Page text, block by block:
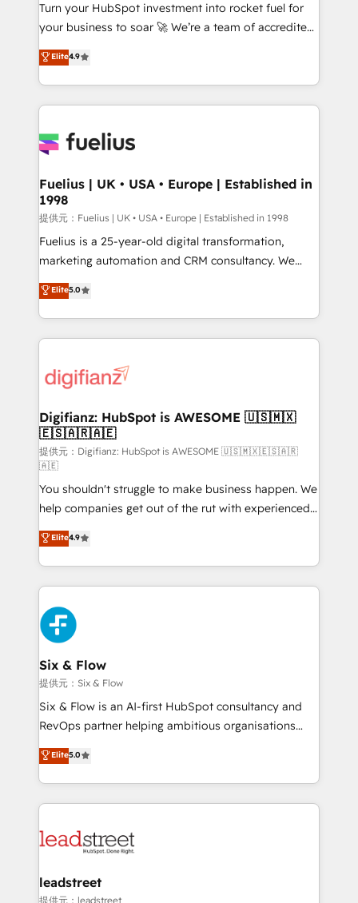
GuardHub: our AI governance framework, built on
ISO 42001 Ready for the next step? Click the 👈
'𝗖𝗼𝗻𝘁𝗮𝗰𝘁 𝗯𝘂𝘀𝗶𝗻𝗲𝘀𝘀' button to get in touch (𝘸𝘦'𝘳𝘦
𝘴𝘶𝘱𝘦𝘳 𝘳𝘦𝘴𝘱𝘰𝘯𝘴𝘪𝘷𝘦)
Turn your HubSpot investment into rocket fuel for
your business to soar 🚀 We’re a team of accredited
HubSpot experts ready to help you. We can
implement the platform into complex business
environments, optimise what you've got and make
sure you can actually use it, build your website in
for you and execute it on HubSpot. We are on the
framework, meaning we've been accredited by
HubSpot and vetted by the CCS, which means we
can support public sector companies as well the
other ones listed in our profile. Our services: -
HubSpot implementation - HubSpot CMS website
is there for you to: - Grow revenue, and run your
business more efficiently - Build stronger
more people - Get the most out of your HubSpot
investment
Elite4.9
Fuelius | UK • USA • Europe | Established in
1998
提供元：Fuelius | UK • USA • Europe | Established in 1998
Fuelius is a 25-year-old digital transformation,
marketing automation and CRM consultancy. We
enable mid-market and enterprise clients to
maximise their return from digital and fuel their
growth. We modernise platforms, streamline
operations that are causing inefficiencies, improve
supercharge revenue operations Key services: • CRM
Transformation / Web Development • RevOps &
Sales Consulting • Marketing Automation What
makes us different? 🚀 Top 0.5% of global HubSpot
agencies ⚙️ The strongest technical ability and
integration capabilities 💼 Consultative, long-term
partners who will embed ourselves into your
business, processes and systems 🏢 We specialise in
working with mid-market and enterprise
organisations, global organisations and those with
complex use cases 🏆 CRM Implementation,
Platform Enablement, Custom Integration and
Onboarding Accredited 🔐 ISO27001 & ISO9001
Certified
Elite5.0
Digifianz: HubSpot is AWESOME 🇺🇸🇲🇽
🇪🇸🇦🇷🇦🇪
提供元：Digifianz: HubSpot is AWESOME 🇺🇸🇲🇽🇪🇸🇦🇷
🇦🇪
You shouldn't struggle to make business happen. We
help companies get out of the rut with experienced,
process-oriented teams implementing HubSpot
Marketing, Sales, Service, CMS and Operations Hub,
so selling and actually engaging with your customers
feels easy and pain-free. We are a top ranked
HubSpot Elite Partner, winner of Rookie of the Year
and Customer First Awards, 4.9/5 rating in HubSpot
Reviews and 4.9/5 rating in Clutch Reviews. Digifianz
helps the following industries: logistics & 3PL, home
improvement & construction, branding and
commercialization, real estate, health, education,
SaaS, Software Dev & IT and consulting, make the
the United States, EU, UAE, Mexico and Latin
America. From casual user to super fan: make
Elite4.9
Six & Flow
提供元：Six & Flow
Six & Flow is an AI-first HubSpot consultancy and
RevOps partner helping ambitious organisations
grow with clarity, confidence, and intelligence.
Operating across the UK, Netherlands, Ireland, and
Canada, we’ve delivered thousands of successful
HubSpot projects for mid-market and enterprise
combine HubSpot, data, and AI to design connected
and technology for predictable, scalable revenue
growth. Our expertise spans RevOps, CRM and data
Elite5.0
leadstreet
提供元：leadstreet